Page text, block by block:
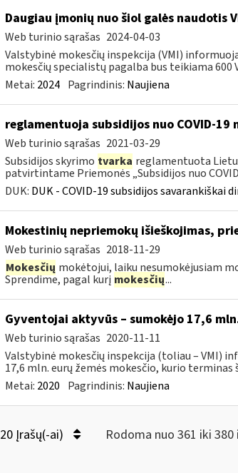
Daugiau įmonių nuo šiol galės naudotis
Web turinio sąrašas 2024-04-03
Valstybinė mokesčių inspekcija (VMI)
mokesčių specialistų pagalba bus teikiama 600
Metai: 2024 Pagrindinis: Naujiena
reglamentuoja subsidijos nuo COVID-
Web turinio sąrašas 2021-03-29
Subsidijos skyrimo tvarka reglamentuota
patvirtintame Priemonės „Subsidijos nuo
DUK: DUK - COVID-19 subsidijos savarankiškai
Mokestinių nepriemokų išieškojimas,
Web turinio sąrašas 2018-11-29
Mokesčių mokėtojui, laiku nesumokėjusiam
Sprendime, pagal kurį mokesčių...
Gyventojai aktyvūs – sumokėjo 17,6
Web turinio sąrašas 2020-11-11
Valstybinė mokesčių inspekcija (toliau – VMI)
17,6 mln. eurų žemės mokesčio, kurio terminas
Metai: 2020 Pagrindinis: Naujiena
20 Įrašų(-ai) Rodoma nuo 361 iki 380